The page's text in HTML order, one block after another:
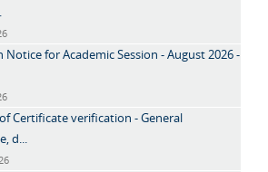
Notice for Academic Session - August 2026 -
Certificate verification - General
d...